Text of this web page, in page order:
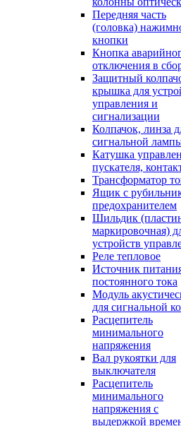
Передняя часть
(головка)
кнопки
Кнопка
отключения в
Защитный
крышка для
управления и
сигнализации
Колпачок, линза
сигнальной
Катушка
пускателя,
Трансформатор
Ящик с
предохранителем
Шильдик
маркировочная)
устройств
Реле тепловое
Источник
постоянного тока
Модуль
для сигнальной
Расцепитель
минимального
напряжения
Вал рукоятки для
выключателя
Расцепитель
минимального
напряжения с
выдержкой